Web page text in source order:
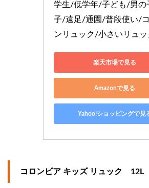
学生/低学年/子ども/男の
子/遠足/通園/普段使い/
ンリュック/小さいリュッ
楽天市場で見る
Amazonで見る
Yahoo!ショッピングで見
コロンビア キッズ リュック 12L